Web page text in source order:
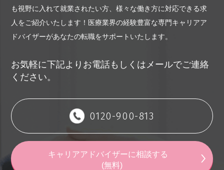
も視野に入れて就業されたい方、様々な働き方に対応できる求
人をご紹介いたします！ 医療業界の経験豊富な専門キャリアア
ドバイザーがあなたの転職をサポートいたします。
お気軽に下記よりお電話もしくはメールでご連絡
ください。
0120-900-813
キャリアアドバイザーに相談する
(無料)